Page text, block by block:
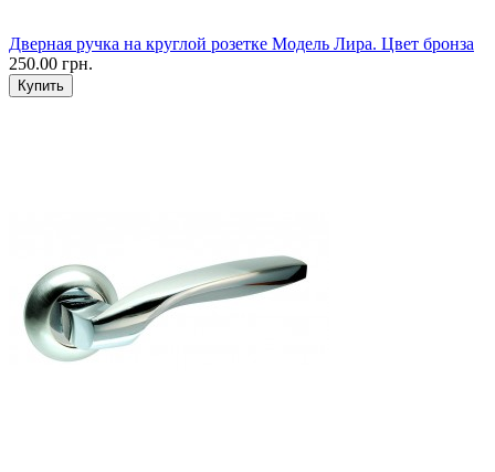
Дверная ручка на круглой розетке Модель Лира. Цвет бронза
250.00 грн.